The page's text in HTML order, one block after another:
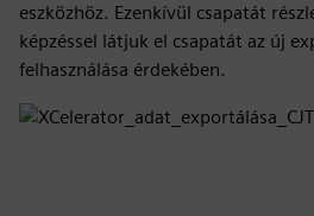
eszközhöz. Ezenkívül csapatát
képzéssel látjuk el csapatát az új
felhasználása érdekében.